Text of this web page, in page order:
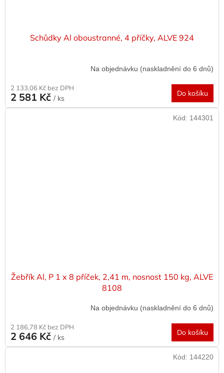
Schůdky Al oboustranné, 4 příčky, ALVE 924
Na objednávku (naskladnění do 6 dnů)
2 133,06 Kč bez DPH
2 581 Kč / ks
Do košíku
Žebřík Al, P 1 x 8 příček, 2,41 m, nosnost 150 kg, ALVE
8108
Na objednávku (naskladnění do 6 dnů)
2 186,78 Kč bez DPH
2 646 Kč / ks
Do košíku
Kód: 144301
Kód: 144220